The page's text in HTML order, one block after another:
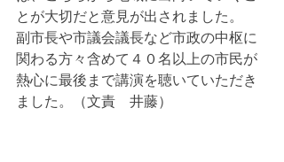
とが大切だと意見が出されました。
副市長や市議会議長など市政の中枢に
関わる方々含めて４０名以上の市民が
熱心に最後まで講演を聴いていただき
ました。（文責　井藤）